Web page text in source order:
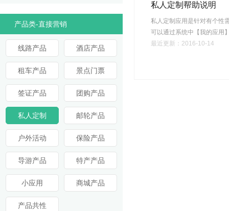
产品类-直接营销
线路产品 酒店产品
租车产品 景点门票
签证产品 团购产品
私人定制 邮轮产品
户外活动 保险产品
导游产品 特产产品
小应用 商城产品
产品共性
私人定制帮助说明
私人定制应用是针对有个性
可以通过系统中【我的应用
最近更新：2016-10-14